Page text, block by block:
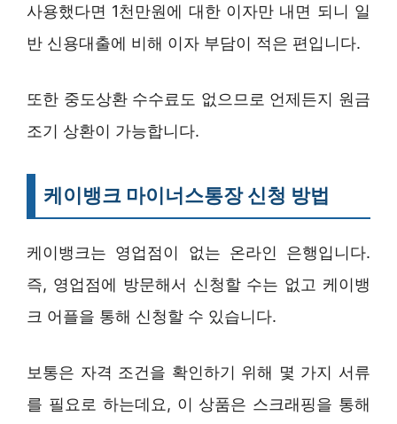
사용했다면 1천만원에 대한 이자만 내면 되니 일
반 신용대출에 비해 이자 부담이 적은 편입니다.
또한 중도상환 수수료도 없으므로 언제든지 원금
조기 상환이 가능합니다.
케이뱅크 마이너스통장 신청 방법
케이뱅크는 영업점이 없는 온라인 은행입니다.
즉, 영업점에 방문해서 신청할 수는 없고 케이뱅
크 어플을 통해 신청할 수 있습니다.
보통은 자격 조건을 확인하기 위해 몇 가지 서류
를 필요로 하는데요, 이 상품은 스크래핑을 통해